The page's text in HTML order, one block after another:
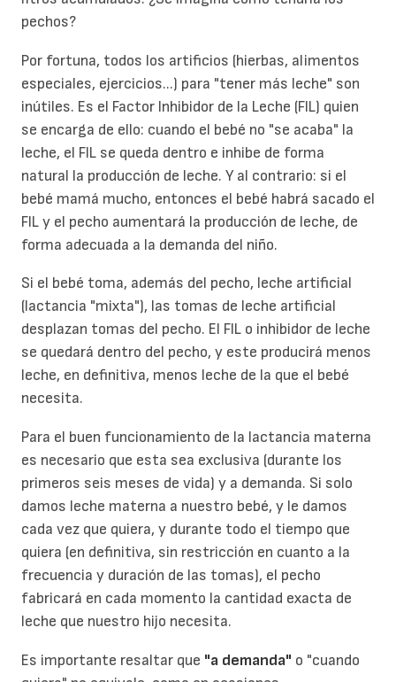
pechos?
Por fortuna, todos los artificios (hierbas, alimentos
especiales, ejercicios...) para "tener más leche" son
inútiles. Es el Factor Inhibidor de la Leche (FIL) quien
se encarga de ello: cuando el bebé no "se acaba" la
leche, el FIL se queda dentro e inhibe de forma
natural la producción de leche. Y al contrario: si el
bebé mamá mucho, entonces el bebé habrá sacado el
FIL y el pecho aumentará la producción de leche, de
forma adecuada a la demanda del niño.
Si el bebé toma, además del pecho, leche artificial
(lactancia "mixta"), las tomas de leche artificial
desplazan tomas del pecho. El FIL o inhibidor de leche
se quedará dentro del pecho, y este producirá menos
leche, en definitiva, menos leche de la que el bebé
necesita.
Para el buen funcionamiento de la lactancia materna
es necesario que esta sea exclusiva (durante los
primeros seis meses de vida) y a demanda. Si solo
damos leche materna a nuestro bebé, y le damos
cada vez que quiera, y durante todo el tiempo que
quiera (en definitiva, sin restricción en cuanto a la
frecuencia y duración de las tomas), el pecho
fabricará en cada momento la cantidad exacta de
leche que nuestro hijo necesita.
Es importante resaltar que "a demanda" o "cuando